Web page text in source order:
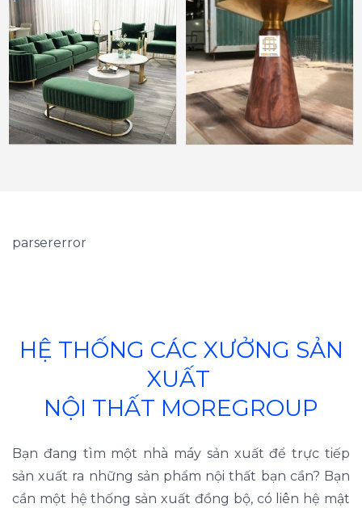
parsererror
HỆ THỐNG CÁC XƯỞNG SẢN
XUẤT
NỘI THẤT MOREGROUP
Bạn đang tìm một nhà máy sản xuất để trực tiếp
sản xuất ra những sản phẩm nội thất bạn cần? Bạn
cần một hệ thống sản xuất đồng bộ, có liên hệ mật